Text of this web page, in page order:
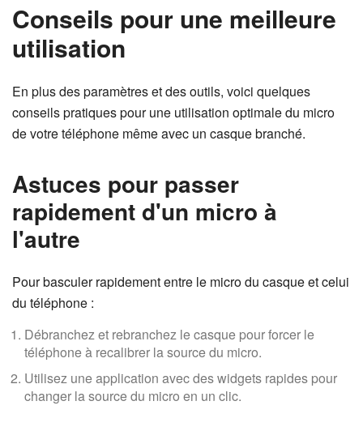
Conseils pour une meilleure
utilisation
En plus des paramètres et des outils, voici quelques
conseils pratiques pour une utilisation optimale du micro
de votre téléphone même avec un casque branché.
Astuces pour passer
rapidement d'un micro à
l'autre
Pour basculer rapidement entre le micro du casque et celui
du téléphone :
Débranchez et rebranchez le casque pour forcer le
téléphone à recalibrer la source du micro.
Utilisez une application avec des widgets rapides pour
changer la source du micro en un clic.